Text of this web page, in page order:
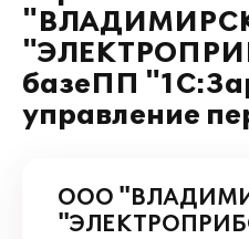
базеПП
управление
ООО